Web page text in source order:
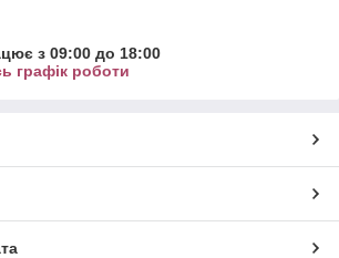
з 09:00 до 18:00
графік роботи